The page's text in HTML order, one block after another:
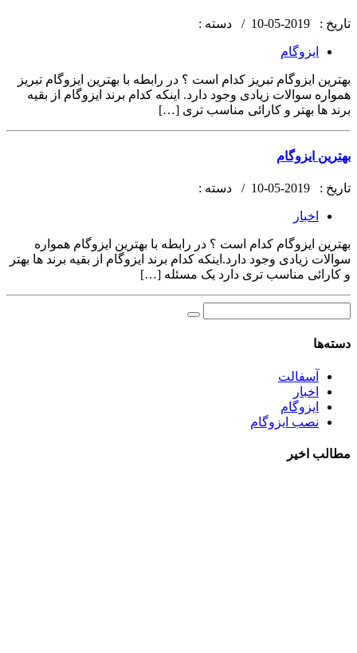
تاریخ : دسته :
ایزوگام
بهترین ایزوگام تبریز کدام است ؟ در رابطه با بهترین ایزوگام تبریز
همواره سوالات زیادی وجود دارد. اینکه کدام برند ایزوگام از بقیه
برند ها بهتر و کارائی مناسب تری […]
بهترین ایزوگام
تاریخ : دسته :
اخبار
بهترین ایزوگام کدام است ؟ در رابطه با بهترین ایزوگام همواره
سوالات زیادی وجود دارد.اینکه کدام برند ایزوگام از بقیه برند ها بهتر
و کارائی مناسب تری دارد یک مسئله […]
دسته‌ها
آسفالت
اخبار
ایزوگام
نصب ایزوگام
مطالب اخیر